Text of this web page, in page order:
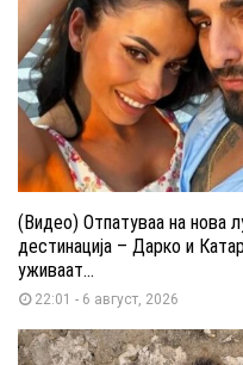
(Видео) Отпатуваа на нова
дестинација – Дарко и
уживаат...
22:01 - 6 август, 2026